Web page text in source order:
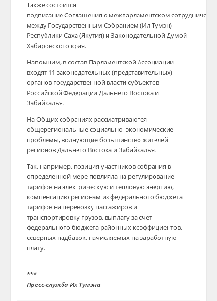
Также состоится
подписание Соглашения о межпарламентском
между Государственным Собранием (Ил Тумэн)
Республики Саха (Якутия) и Законодательной Думой
Хабаровского края.
Напомним, в состав Парламентской Ассоциации
входят 11 законодательных (представительных)
органов государственной власти субъектов
Российской Федерации Дальнего Востока и
Забайкалья.
На Общих собраниях рассматриваются
общерегиональные социально–экономические
проблемы, волнующие большинство жителей
регионов Дальнего Востока и Забайкалья.
Так, например, позиция участников собрания в
определенной мере повлияла на регулирование
тарифов на электрическую и тепловую энергию,
компенсацию регионам из федерального бюджета
тарифов на перевозку пассажиров и
транспортировку грузов, выплату за счет
федерального бюджета районных коэффициентов,
северных надбавок, начисляемых на заработную
плату.
***
Пресс-службаИл Тумэна